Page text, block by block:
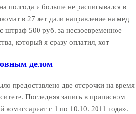
полгода и больше не расписывался в
в 27 лет дали направление на мед
штраф 500 руб. за несвоевременное
который я сразу оплатил, хот
делом
предоставлено две отсрочки на время
Последняя запись в приписном
комиссариат с 1 по 10.10. 2011 года».